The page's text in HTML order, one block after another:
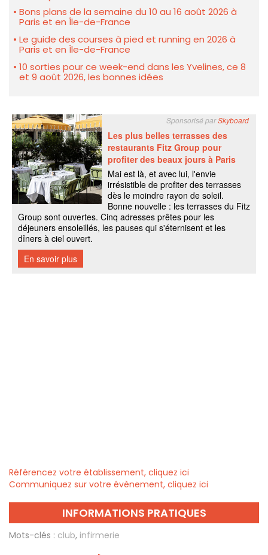
Bons plans de la semaine du 10 au 16 août 2026 à
Paris et en Île-de-France
Le guide des courses à pied et running en 2026 à
Paris et en Île-de-France
10 sorties pour ce week-end dans les Yvelines, ce 8
et 9 août 2026, les bonnes idées
Référencez votre établissement, cliquez ici
Communiquez sur votre évènement, cliquez ici
INFORMATIONS PRATIQUES
Mots-clés : club, infirmerie